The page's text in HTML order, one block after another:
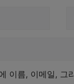
이름, 이메일, 그